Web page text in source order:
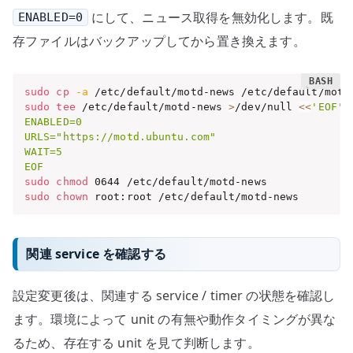
ENABLED=0
にして、ニュース取得を無効化します。既
存ファイルはバックアップしてから置き換えます。
sudo cp -a /etc/default/motd-news /etc/default/
sudo
tee /etc/default/motd-news >/dev/null << 'EOF'
ENABLED=0
URLS="https://motd.ubuntu.com"
WAIT=5
EOF
sudo
chmod
sudo
chown root:root /etc/default/motd-news
関連 service を確認する
設定変更後は、関連する service / timer の状態を確認し
ます。環境によって unit の有無や動作タイミングが異な
るため、存在する unit を見て判断します。